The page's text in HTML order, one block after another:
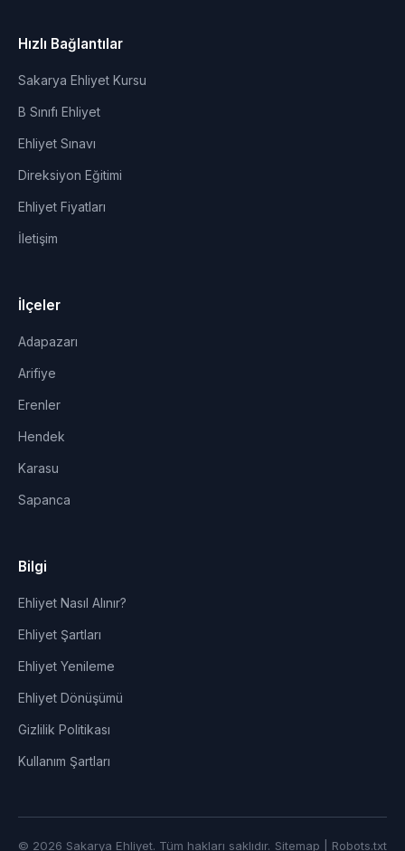
Hızlı Bağlantılar
Sakarya Ehliyet Kursu
B Sınıfı Ehliyet
Ehliyet Sınavı
Direksiyon Eğitimi
Ehliyet Fiyatları
İletişim
İlçeler
Adapazarı
Arifiye
Erenler
Hendek
Karasu
Sapanca
Bilgi
Ehliyet Nasıl Alınır?
Ehliyet Şartları
Ehliyet Yenileme
Ehliyet Dönüşümü
Gizlilik Politikası
Kullanım Şartları
© 2026 Sakarya Ehliyet. Tüm hakları saklıdır. Sitemap Robots.txt